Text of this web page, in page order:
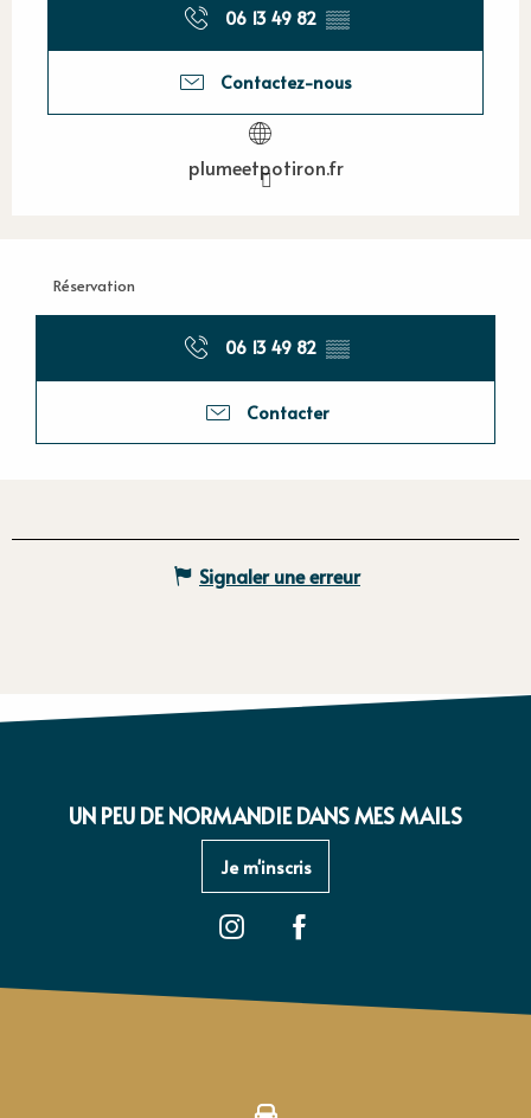
06 13 49 82 ▒▒
Contactez-nous
plumeetpotiron.fr
Réservation
06 13 49 82 ▒▒
Contacter
Signaler une erreur
UN PEU DE NORMANDIE DANS MES MAILS
Je m'inscris